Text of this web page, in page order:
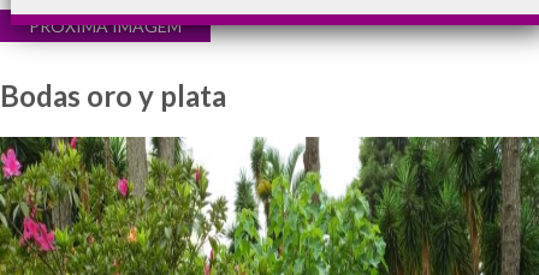
PRÓXIMA IMAGEM
Bodas oro y plata